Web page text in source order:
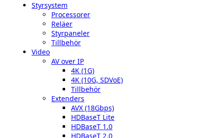
Styrsystem
Processorer
Reläer
Styrpaneler
Tillbehör
Video
AV over IP
4K (1G)
4K (10G, SDVoE)
Tillbehör
Extenders
AVX (18Gbps)
HDBaseT Lite
HDBaseT 1.0
HDBaseT 2.0